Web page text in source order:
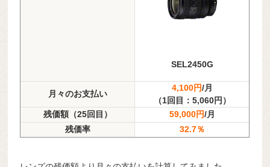
SEL2450G
月々のお支払い
4,100円/月
（1回目：5,060円）
残価額（25回目）
59,000円/月
残価率
32.7％